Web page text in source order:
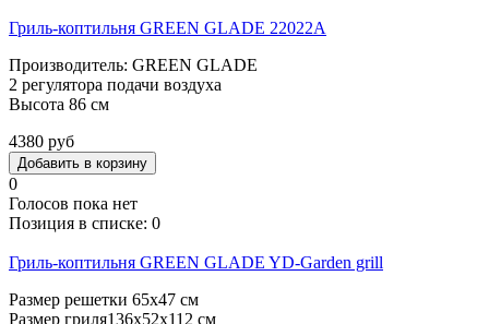
Гриль-коптильня GREEN GLADE 22022A
Производитель: GREEN GLADE
2 регулятора подачи воздуха
Высота 86 см
4380 руб
0
Голосов пока нет
Позиция в списке: 0
Гриль-коптильня GREEN GLADE YD-Garden grill
Размер решетки 65х47 см
Размер гриля136х52х112 см